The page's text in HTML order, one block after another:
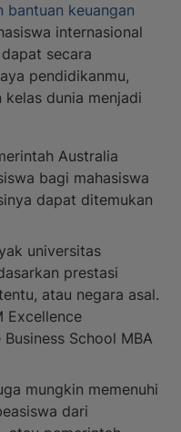
bantuan keuangan
internasional
secara
pendidikanmu,
dunia menjadi
Australia
bagi mahasiswa
dapat ditemukan
universitas
prestasi
atau negara asal.
Excellence
School MBA
mungkin memenuhi
dari